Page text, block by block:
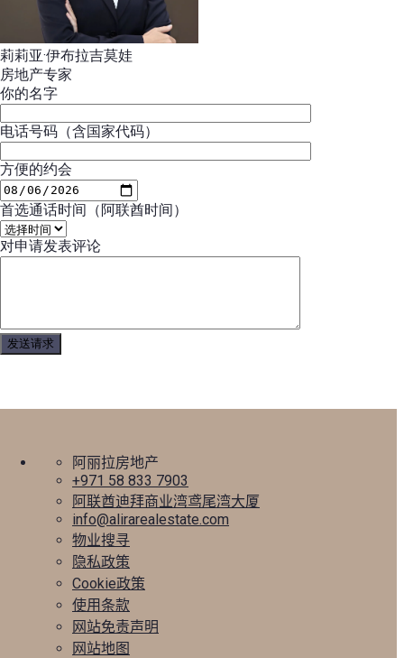
莉莉亚·伊布拉吉莫娃
房地产专家
你的名字
电话号码（含国家代码）
方便的约会
首选通话时间（阿联酋时间）
对申请发表评论
阿丽拉房地产
+971 58 833 7903
阿联酋迪拜商业湾鸢尾湾大厦
info@alirarealestate.com
物业搜寻
隐私政策
Cookie政策
使用条款
网站免责声明
网站地图